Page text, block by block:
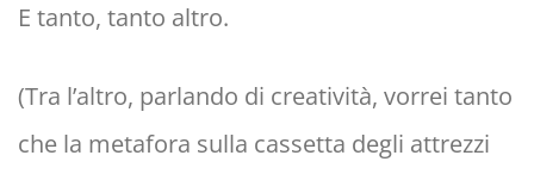
E tanto, tanto altro.
(Tra l’altro, parlando di creatività, vorrei tanto
che la metafora sulla cassetta degli attrezzi